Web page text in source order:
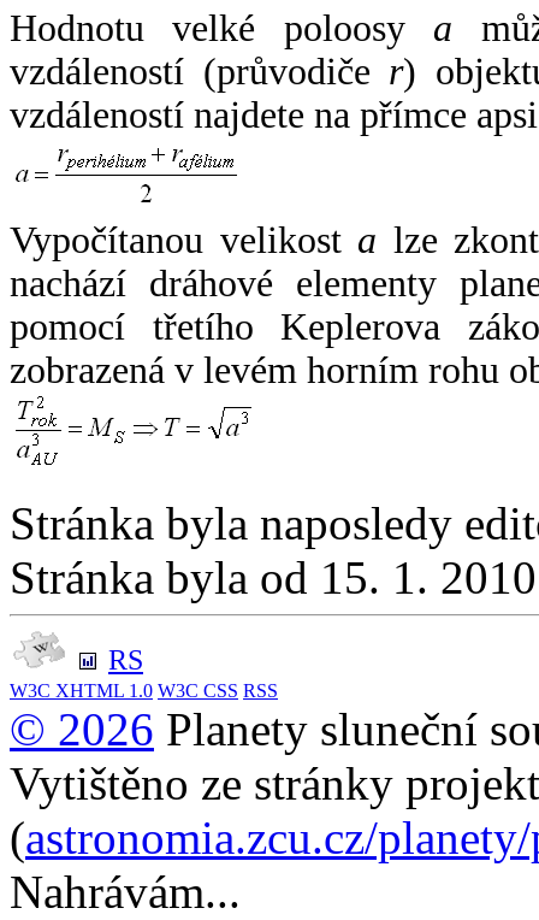
Hodnotu velké poloosy a
vzdáleností (průvodiče r)
vzdáleností najdete na přímce
Vypočítanou velikost a lze
nachází dráhové elementy
pomocí třetího Keplerova
zobrazená v levém horním rohu
Stránka byla naposledy
Stránka byla od 15. 1.
RS
W3C XHTML 1.0 W3C CSS RSS
© 2026 Planety sluneční
Vytištěno ze stránky
(astronomia.zcu.cz/
Nahrávám...